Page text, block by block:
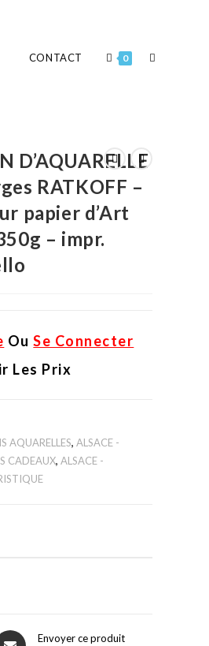
CONTACT 0
D’AQUARELLE
RATKOFF –
papier d’Art
– impr.
OuSe Connecter
Les Prix
AQUARELLES,ALSACE -
CADEAUX,ALSACE -
Envoyer ce produit